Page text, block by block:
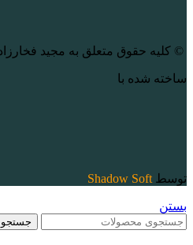
© کلیه حقوق متعلق به مجید
ساخته شده با
توسط Shadow Soft
بستن
جستجو